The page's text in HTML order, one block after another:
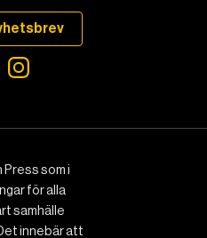
som i
för alla
samhälle
innebär att